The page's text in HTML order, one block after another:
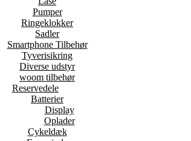
Pumper
Ringeklokker
Sadler
Smartphone Tilbehør
Tyverisikring
Diverse udstyr
woom tilbehør
Reservedele
Batterier
Display
Oplader
Cykeldæk